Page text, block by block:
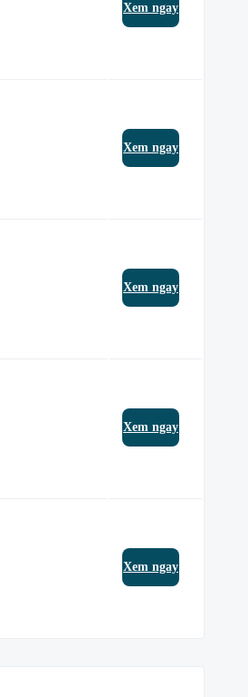
Xem ngay
Xem ngay
Xem ngay
Xem ngay
Xem ngay